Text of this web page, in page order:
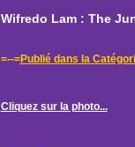
Wifredo Lam : The
=--=Publié dans la
Cliquez sur la photo...